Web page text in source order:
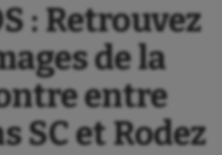
: Retrouvez
de la
entre
SC et Rodez